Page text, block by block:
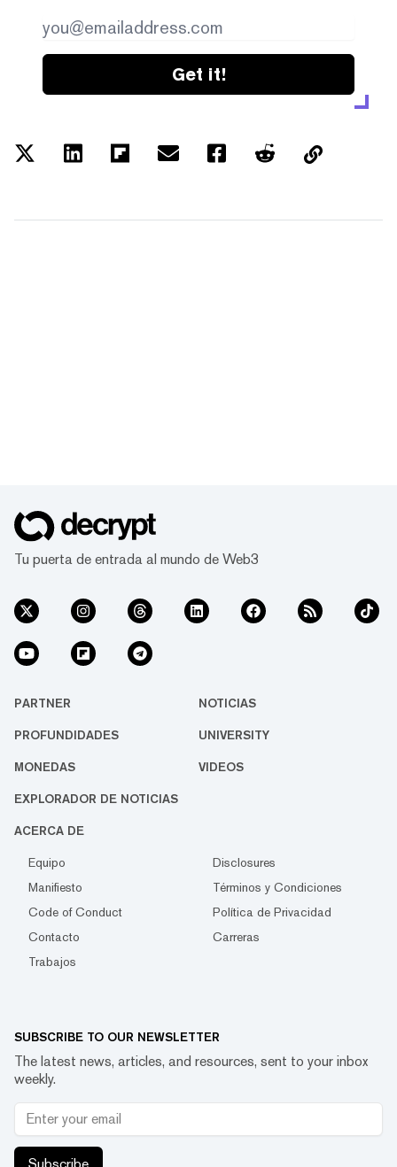
Get it!
Tu puerta de entrada al mundo de Web3
PARTNER NOTICIAS
PROFUNDIDADES UNIVERSITY
MONEDAS VIDEOS
EXPLORADOR DE NOTICIAS
ACERCA DE
Equipo
Disclosures
Manifiesto
Términos y Condiciones
Code of Conduct
Política de Privacidad
Contacto
Carreras
Trabajos
SUBSCRIBE TO OUR NEWSLETTER
The latest news, articles, and resources, sent to your inbox
weekly.
Subscribe